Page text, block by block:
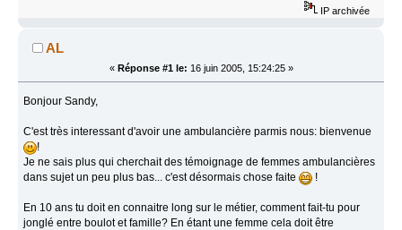
IP archivée
AL
« Réponse #1 le: 16 juin 2005, 15:24:25 »
Bonjour Sandy,
C'est très interessant d'avoir une ambulancière parmis nous: bienvenue
!
Je ne sais plus qui cherchait des témoignage de femmes ambulancières
dans sujet un peu plus bas... c'est désormais chose faite
!
En 10 ans tu doit en connaitre long sur le métier, comment fait-tu pour
jonglé entre boulot et famille? En étant une femme cela doit être